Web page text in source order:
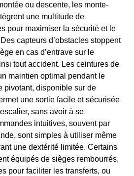
ou descente, les monte-
une multitude de
pour maximiser la sécurité et le
capteurs d’obstacles stoppent
en cas d’entrave sur le
tout accident. Les ceintures de
maintien optimal pendant le
pivotant, disponible sur de
une sortie facile et sécurisée
sans avoir à se
intuitives, souvent par
sont simples à utiliser même
une dextérité limitée. Certains
équipés de sièges rembourrés,
pour faciliter les transferts, ou